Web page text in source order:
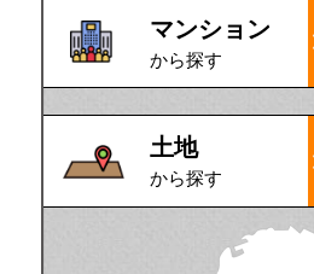
マンション
から探す
土地
から探す